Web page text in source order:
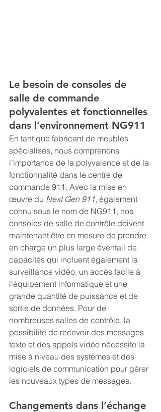
Le besoin de consoles de
salle de commande
polyvalentes et fonctionnelles
dans l’environnement NG911
En tant que fabricant de meubles
spécialisés, nous comprenons
l’importance de la polyvalence et de la
fonctionnalité dans le centre de
commande 911. Avec la mise en
œuvre du Next Gen 911, également
connu sous le nom de NG911, nos
consoles de salle de contrôle doivent
maintenant être en mesure de prendre
en charge un plus large éventail de
capacités qui incluent également la
surveillance vidéo, un accès facile à
l’équipement informatique et une
grande quantité de puissance et de
sortie de données. Pour de
nombreuses salles de contrôle, la
possibilité de recevoir des messages
texte et des appels vidéo nécessite la
mise à niveau des systèmes et des
logiciels de communication pour gérer
les nouveaux types de messages.
Changements dans l’échange